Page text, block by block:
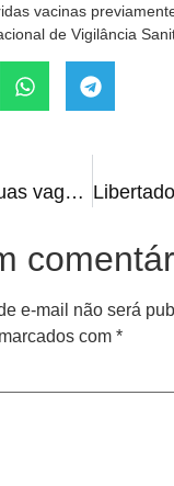
vacinas
de Vigilância
Sine tem duas vagas para portadores de deficiência
e-mail não será
com *